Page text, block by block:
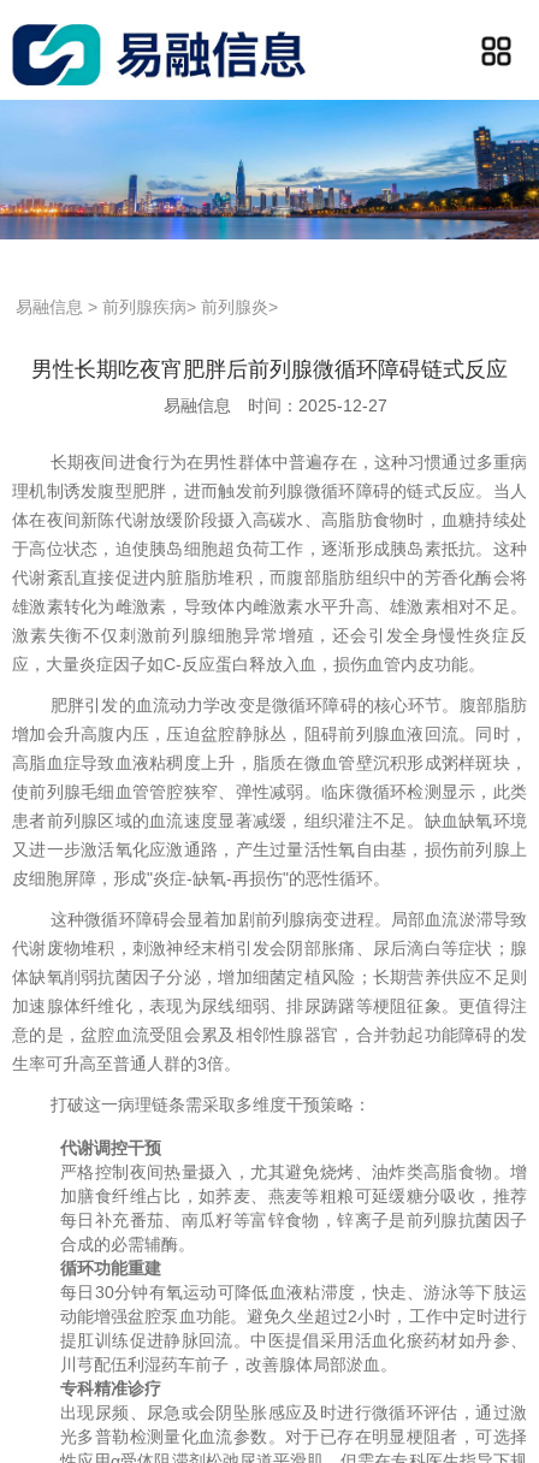
易融信息 >前列腺疾病>前列腺炎>
男性长期吃夜宵肥胖后前列腺微循环障碍链式反应
易融信息 时间：2025-12-27
长期夜间进食行为在男性群体中普遍存在，这种习惯通过多重病
理机制诱发腹型肥胖，进而触发前列腺微循环障碍的链式反应。当人
体在夜间新陈代谢放缓阶段摄入高碳水、高脂肪食物时，血糖持续处
于高位状态，迫使胰岛细胞超负荷工作，逐渐形成胰岛素抵抗。这种
代谢紊乱直接促进内脏脂肪堆积，而腹部脂肪组织中的芳香化酶会将
雄激素转化为雌激素，导致体内雌激素水平升高、雄激素相对不足。
激素失衡不仅刺激前列腺细胞异常增殖，还会引发全身慢性炎症反
应，大量炎症因子如C-反应蛋白释放入血，损伤血管内皮功能。
肥胖引发的血流动力学改变是微循环障碍的核心环节。腹部脂肪
增加会升高腹内压，压迫盆腔静脉丛，阻碍前列腺血液回流。同时，
高脂血症导致血液粘稠度上升，脂质在微血管壁沉积形成粥样斑块，
使前列腺毛细血管管腔狭窄、弹性减弱。临床微循环检测显示，此类
患者前列腺区域的血流速度显著减缓，组织灌注不足。缺血缺氧环境
又进一步激活氧化应激通路，产生过量活性氧自由基，损伤前列腺上
皮细胞屏障，形成"炎症-缺氧-再损伤"的恶性循环。
这种微循环障碍会显着加剧前列腺病变进程。局部血流淤滞导致
代谢废物堆积，刺激神经末梢引发会阴部胀痛、尿后滴白等症状；腺
体缺氧削弱抗菌因子分泌，增加细菌定植风险；长期营养供应不足则
加速腺体纤维化，表现为尿线细弱、排尿踌躇等梗阻征象。更值得注
意的是，盆腔血流受阻会累及相邻性腺器官，合并勃起功能障碍的发
生率可升高至普通人群的3倍。
打破这一病理链条需采取多维度干预策略：
代谢调控干预
严格控制夜间热量摄入，尤其避免烧烤、油炸类高脂食物。增
加膳食纤维占比，如荞麦、燕麦等粗粮可延缓糖分吸收，推荐
每日补充番茄、南瓜籽等富锌食物，锌离子是前列腺抗菌因子
合成的必需辅酶。
循环功能重建
每日30分钟有氧运动可降低血液粘滞度，快走、游泳等下肢运
动能增强盆腔泵血功能。避免久坐超过2小时，工作中定时进行
提肛训练促进静脉回流。中医提倡采用活血化瘀药材如丹参、
川芎配伍利湿药车前子，改善腺体局部淤血。
专科精准诊疗
出现尿频、尿急或会阴坠胀感应及时进行微循环评估，通过激
光多普勒检测量化血流参数。对于已存在明显梗阻者，可选择